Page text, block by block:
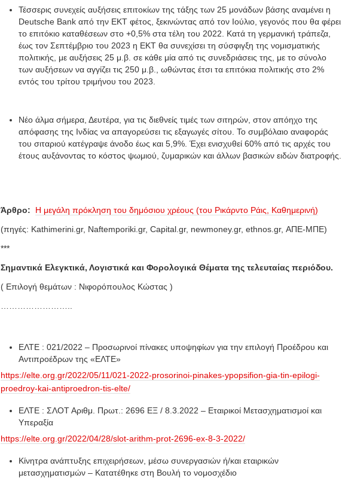
Τέσσερις συνεχείς αυξήσεις επιτοκίων της τάξης των 25 μονάδων βάσης αναμένει η
Deutsche Bank από την ΕΚΤ φέτος, ξεκινώντας από τον Ιούλιο, γεγονός που θα φέρει
το επιτόκιο καταθέσεων στο +0,5% στα τέλη του 2022. Κατά τη γερμανική τράπεζα,
έως τον Σεπτέμβριο του 2023 η ΕΚΤ θα συνεχίσει τη σύσφιγξη της νομισματικής
πολιτικής, με αυξήσεις 25 μ.β. σε κάθε μία από τις συνεδριάσεις της, με το σύνολο
των αυξήσεων να αγγίζει τις 250 μ.β., ωθώντας έτσι τα επιτόκια πολιτικής στο 2%
εντός του τρίτου τριμήνου του 2023.
Νέο άλμα σήμερα, Δευτέρα, για τις διεθνείς τιμές των σιτηρών, στον απόηχο της
απόφασης της Ινδίας να απαγορεύσει τις εξαγωγές σίτου. Το συμβόλαιο αναφοράς
του σιταριού κατέγραψε άνοδο έως και 5,9%. Έχει ενισχυθεί 60% από τις αρχές του
έτους αυξάνοντας το κόστος ψωμιού, ζυμαρικών και άλλων βασικών ειδών διατροφής.
Άρθρο:
Η μεγάλη πρόκληση του δημόσιου χρέους (του Ρικάρντο Ράις, Καθημερινή)
(πηγές: Kathimerini.gr, Naftemporiki.gr, Capital.gr, newmoney.gr, ethnos.gr, ΑΠΕ-ΜΠΕ)
***
Σημαντικά Ελεγκτικά, Λογιστικά και Φορολογικά Θέματα της τελευταίας περιόδου.
( Επιλογή θεμάτων : Νιφορόπουλος Κώστας )
……………………..
ΕΛΤΕ : 021/2022 – Προσωρινοί πίνακες υποψηφίων για την επιλογή Προέδρου και
Αντιπροέδρων της «ΕΛΤΕ»
https://elte.org.gr/2022/05/11/021-2022-prosorinoi-pinakes-ypopsifion-gia-tin-epilogi-
proedroy-kai-antiproedron-tis-elte/
ΕΛΤΕ : ΣΛΟΤ Αριθμ. Πρωτ.: 2696 ΕΞ / 8.3.2022 – Εταιρικοί Μετασχηματισμοί και
Υπεραξία
https://elte.org.gr/2022/04/28/slot-arithm-prot-2696-ex-8-3-2022/
Κίνητρα ανάπτυξης επιχειρήσεων, μέσω συνεργασιών ή/και εταιρικών
μετασχηματισμών – Κατατέθηκε στη Βουλή το νομοσχέδιο